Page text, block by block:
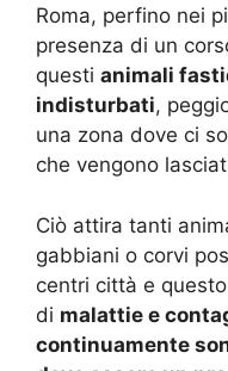
Roma, perfino nei
presenza di un
questi animali
indisturbati,
una zona dove ci
che vengono
Ciò attira tanti
gabbiani o corvi
centri città e
di malattie e
continuamente